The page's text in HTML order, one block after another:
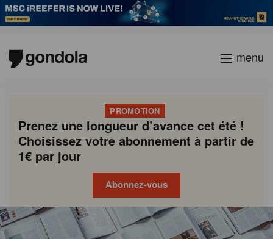
menu
PROMOTION
Prenez une longueur d’avance cet été !
Choisissez votre abonnement à partir de
1€ par jour
Abonnez-vous
Gondola
academy
Gondola
society